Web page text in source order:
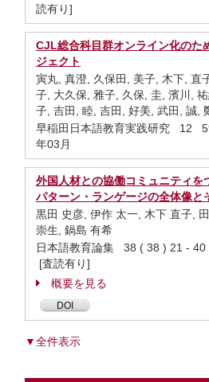
読有り]
CJL総合科目群オンライン化のた
ジェクト
寅丸, 真澄, 久保田, 美子, 木下, 直
子, 大久保, 雅子, 久保, 圭, 濱川,
子, 吉田, 睦, 吉田, 好美, 武田, 誠,
早稲田日本語教育実践研究 12
年03月
外国人材との協働コミュニティを
パターン・ランゲージの全体像と
黒田 史彦, 伊作 太一, 木下 直子,
崇生, 鍋島 有希
日本語教育論集 38 ( 38 ) 21 - 40
[査読有り]
概要を見る
DOI
▼全件表示